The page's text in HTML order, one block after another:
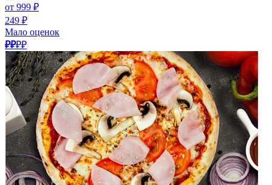
от 999 ₽
249 ₽
Мало оценок
₽₽₽₽